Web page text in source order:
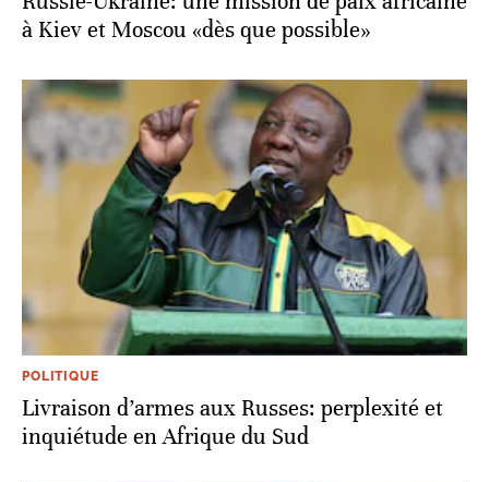
à Kiev et Moscou «dès que possible»
POLITIQUE
Livraison d’armes aux Russes: perplexité et
inquiétude en Afrique du Sud